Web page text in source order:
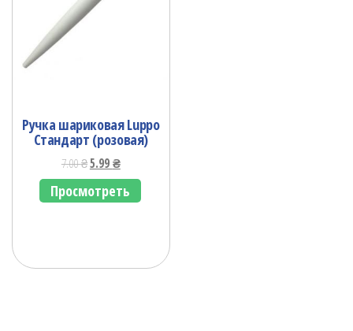
Ручка шариковая Luppo
Стандарт (розовая)
7.00₴5.99₴
Просмотреть